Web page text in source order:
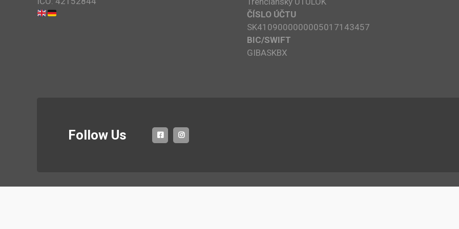
ČÍSLO ÚČTU
SK4109000000005017143457
BIC/SWIFT
GIBASKBX
Follow Us